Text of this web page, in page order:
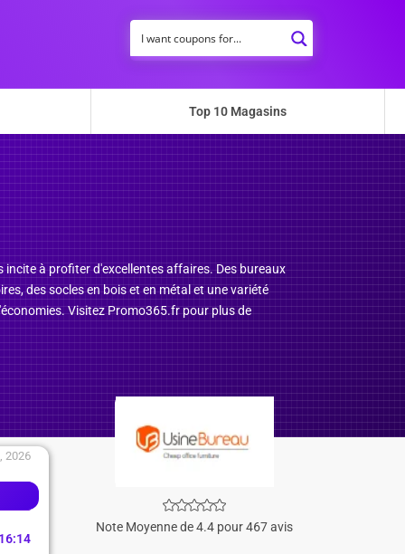
Top 10 Magasins
à profiter d'excellentes affaires. Des bureaux
des socles en bois et en métal et une variété
Visitez Promo365.fr pour plus de
Note Moyenne de 4.4 pour 467 avis
2026
:13